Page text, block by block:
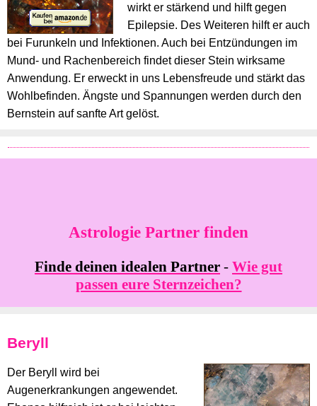
wirkt er stärkend und hilft gegen
Epilepsie. Des Weiteren hilft er auch
bei Furunkeln und Infektionen. Auch bei Entzündungen im
Mund- und Rachenbereich findet dieser Stein wirksame
Anwendung. Er erweckt in uns Lebensfreude und stärkt das
Wohlbefinden. Ängste und Spannungen werden durch den
Bernstein auf sanfte Art gelöst.
Astrologie Partner finden
Finde deinen idealen Partner - Wie gut
passen eure Sternzeichen?
Beryll
Der Beryll wird bei
Augenerkrankungen angewendet.